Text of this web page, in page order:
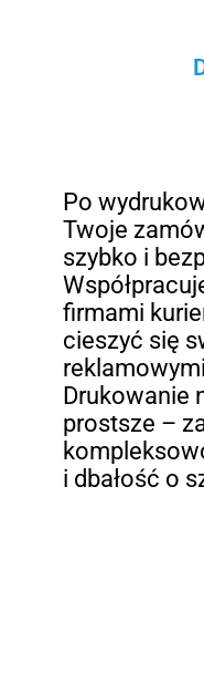
Po
Twoje
szybko i
firmami
cieszyć się
Drukowanie
prostsze –
i dbałość o